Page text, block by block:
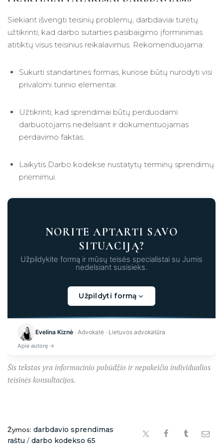
Siekiant išvengti teisinių problemų, darbdaviai turėtų
užtikrinti, kad darbo sutarties pasibaigimo įforminimas
atitiktų visus teisinius reikalavimus. Rekomenduojama:
Sukurti standartines formas, kuriose būtų nurodyti visi
privalomi turinio elementai.
Užtikrinti, kad sprendimai būtų perduodami
darbuotojams nedelsiant ir dokumentuojamas
perdavimo faktas.
Laikytis Darbo kodekse nustatytų terminų sprendimų
priėmimui.
NORITE APTARTI SAVO
SITUACIJĄ?
Užpildykite formą ir mūsų teisės specialistai su Jumis
nedelsiant susisieks.
Užpildyti formą
Kraunama...
Evelina Kiznė · Advokatė · Lietuvos advokatūra
Apie autorę →
Šis tekstas yra informacinio pobūdžio ir nepakeičia individualios
teisinės konsultacijos.
Žymos: darbdavio sprendimas
raštu / darbo kodekso 65